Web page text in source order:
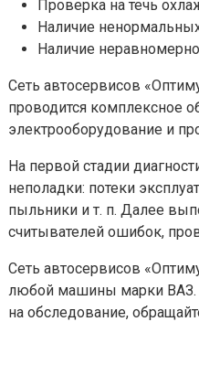
Проверка на течь
Наличие
Наличие
Сеть автосервисов
проводится комплексное
электрооборудование и
На первой стадии
неполадки: потеки
пыльники и т. п. Далее
считывателей ошибок,
Сеть автосервисов
любой машины марки ВАЗ.
на обследование,